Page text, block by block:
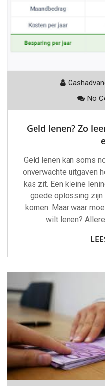
No
Geld lenen? Zo
Geld lenen kan soms
onverwachte uitgaven
kas zit. Een kleine
goede oplossing zijn
komen. Maar waar
wilt lenen?